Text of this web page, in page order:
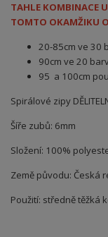
TAHLE KOMBINACE
TOMTO OKAMŽIKU
20-85cm ve 30
90cm ve 20
95 a 100cm
Spirálové zipy
Šíře zubů: 6mm
Složení: 100%
Země původu: Česká
Použití: středně těžká